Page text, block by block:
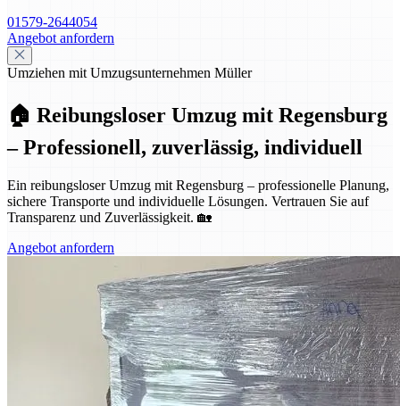
01579-2644054
Angebot anfordern
Umziehen mit Umzugsunternehmen Müller
🏠 Reibungsloser Umzug mit Regensburg
– Professionell, zuverlässig, individuell
Ein reibungsloser Umzug mit Regensburg – professionelle Planung,
sichere Transporte und individuelle Lösungen. Vertrauen Sie auf
Transparenz und Zuverlässigkeit. 🏡
Angebot anfordern